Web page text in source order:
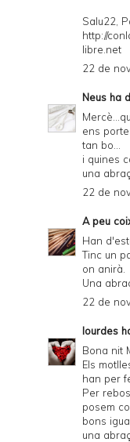
Salu22,
http://
libre.net
22 de
Neus ha
ens
tan bo...
i quines
una
22 de
A peu
Han
Tinc un
on anirà.
Una
22 de
lourdes
Bona nit
Els
han per
Per
posem
bons
una